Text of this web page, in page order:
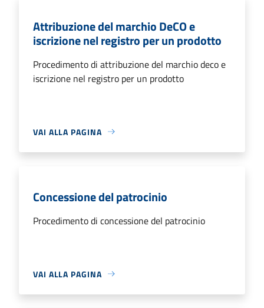
Attribuzione del marchio DeCO e
iscrizione nel registro per un prodotto
Procedimento di attribuzione del marchio deco e
iscrizione nel registro per un prodotto
VAI ALLA PAGINA
Concessione del patrocinio
Procedimento di concessione del patrocinio
VAI ALLA PAGINA